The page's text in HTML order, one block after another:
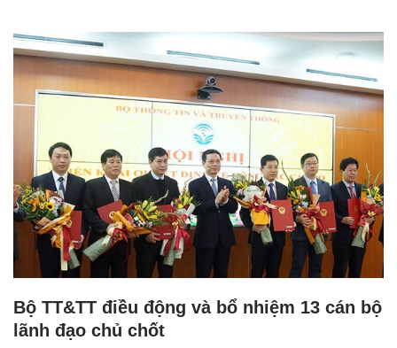
Bộ TT&TT điều động và bổ nhiệm 13 cán bộ
lãnh đạo chủ chốt